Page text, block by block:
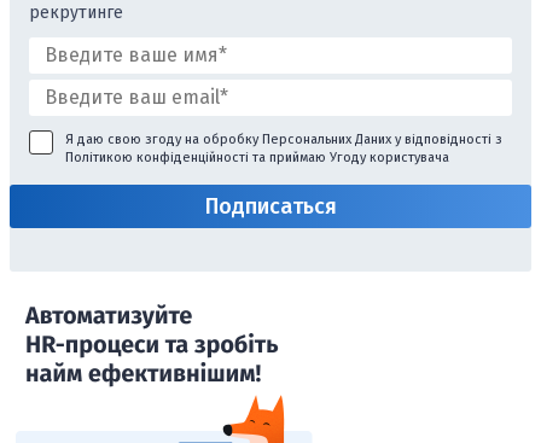
рекрутинге
Я даю свою згоду на обробку Персональних Даних у відповідності з
Політикою конфіденційності та приймаю Угоду користувача